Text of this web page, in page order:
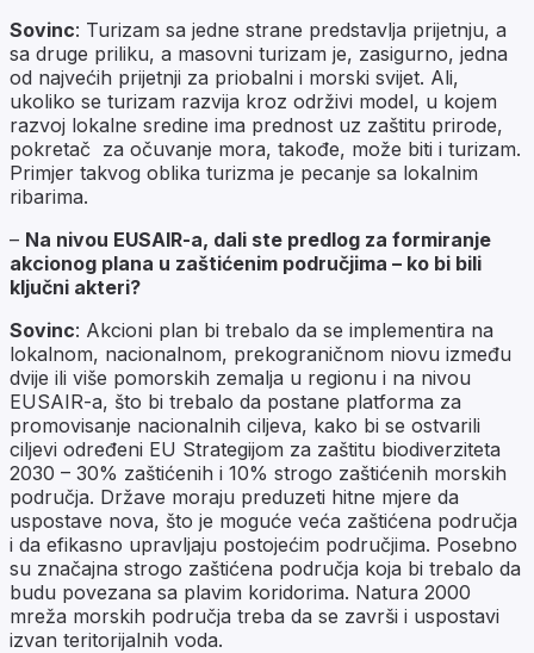
Sovinc: Turizam sa jedne strane predstavlja prijetnju, a
sa druge priliku, a masovni turizam je, zasigurno, jedna
od najvećih prijetnji za priobalni i morski svijet. Ali,
ukoliko se turizam razvija kroz održivi model, u kojem
razvoj lokalne sredine ima prednost uz zaštitu prirode,
pokretač za očuvanje mora, takođe, može biti i turizam.
Primjer takvog oblika turizma je pecanje sa lokalnim
ribarima.
– Na nivou EUSAIR-a, dali ste predlog za formiranje
akcionog plana u zaštićenim područjima – ko bi bili
ključni akteri?
Sovinc: Akcioni plan bi trebalo da se implementira na
lokalnom, nacionalnom, prekograničnom niovu između
dvije ili više pomorskih zemalja u regionu i na nivou
EUSAIR-a, što bi trebalo da postane platforma za
promovisanje nacionalnih ciljeva, kako bi se ostvarili
ciljevi određeni EU Strategijom za zaštitu biodiverziteta
2030 – 30% zaštićenih i 10% strogo zaštićenih morskih
područja. Države moraju preduzeti hitne mjere da
uspostave nova, što je moguće veća zaštićena područja
i da efikasno upravljaju postojećim područjima. Posebno
su značajna strogo zaštićena područja koja bi trebalo da
budu povezana sa plavim koridorima. Natura 2000
mreža morskih područja treba da se završi i uspostavi
izvan teritorijalnih voda.